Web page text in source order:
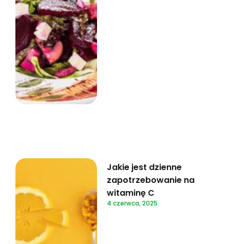
Jakie jest dzienne
zapotrzebowanie na
witaminę C
4 czerwca, 2025